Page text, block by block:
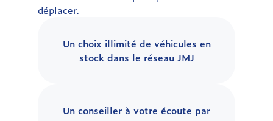
déplacer.
Un choix illimité de véhicules en
stock dans le réseau JMJ
Un conseiller à votre écoute par